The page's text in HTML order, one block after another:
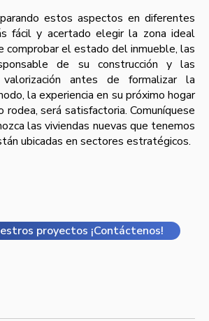
estos aspectos en diferentes
fácil y acertado elegir la zona ideal
comprobar el estado del inmueble, las
de su construcción y las
antes de formalizar la
la experiencia en su próximo hogar
será satisfactoria. Comuníquese
las viviendas nuevas que tenemos
ubicadas en sectores estratégicos.
proyectos ¡Contáctenos!